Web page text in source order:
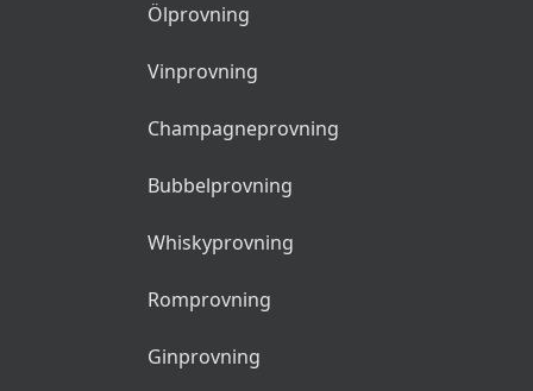
PROVNINGAR
Ölprovning
Vinprovning